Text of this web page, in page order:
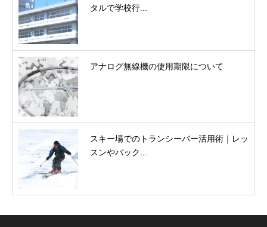
タルで学校行...
アナログ無線機の使用期限について
スキー場でのトランシーバー活用術｜レッ
スンやバック...